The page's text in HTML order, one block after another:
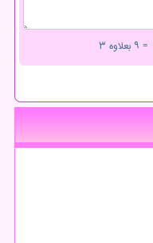
= ۹ بعلاوه ۳